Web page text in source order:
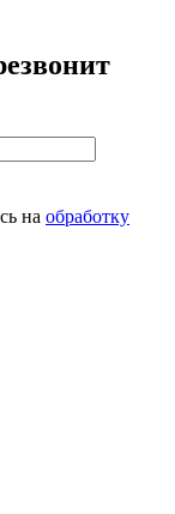
на обработку